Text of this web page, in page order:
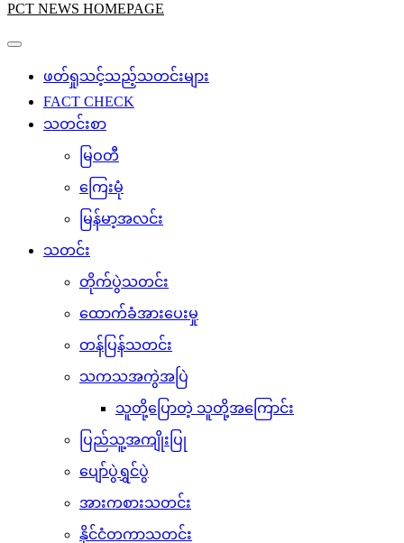
PCT NEWS HOMEPAGE
ဖတ်ရှုသင့်သည့်သတင်းများ
FACT CHECK
သတင်းစာ
မြဝတီ
ကြေးမုံ
မြန်မာ့အလင်း
သတင်း
တိုက်ပွဲသတင်း
ထောက်ခံအားပေးမှု
တန်ပြန်သတင်း
သကသအကွဲအပြဲ
သူတို့ပြောတဲ့ သူတို့အကြောင်း
ပြည်သူ့အကျိုးပြု
ပျော်ပွဲရွှင်ပွဲ
အားကစားသတင်း
နိုင်ငံတကာသတင်း